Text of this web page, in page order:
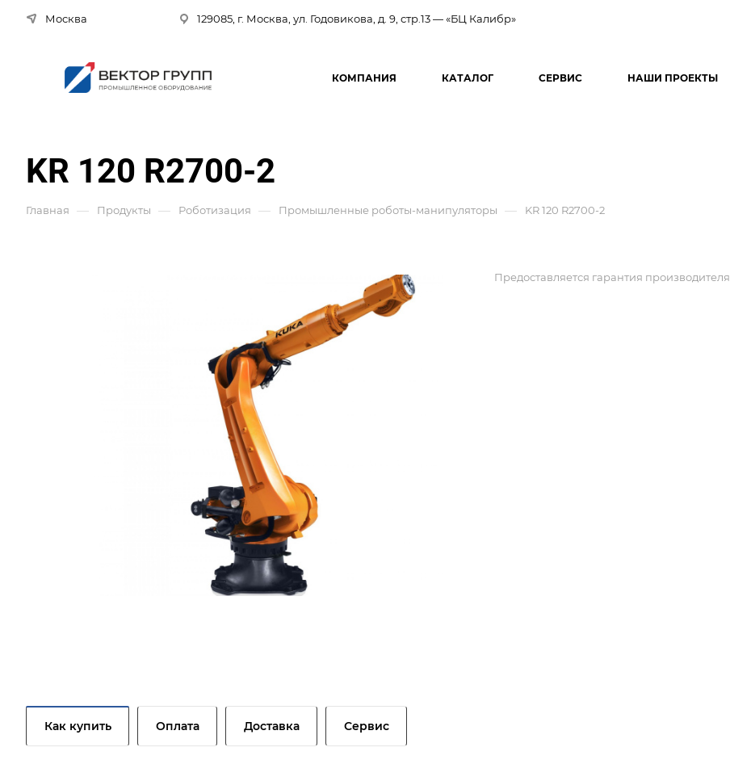
Москва 129085, г. Москва, ул. Годовикова, д. 9, стр.13 — «БЦ Калибр»
КОМПАНИЯ КАТАЛОГ СЕРВИС НАШИ ПРОЕКТЫ
KR 120 R2700-2
Главная — Продукты — Роботизация — Промышленные роботы-манипуляторы — KR 120 R2700-2
Предоставляется гарантия производителя.
Как купить Оплата Доставка Сервис